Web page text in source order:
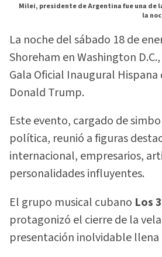
Milei, presidente de Argentina fue una de
la
La noche del sábado 18 de
Shoreham en Washington
Gala Oficial Inaugural
Donald Trump.
Este evento, cargado de
política, reunió a figuras
internacional, empresarios,
personalidades influyentes.
El grupo musical cubano Los
protagonizó el cierre de la
presentación inolvidable